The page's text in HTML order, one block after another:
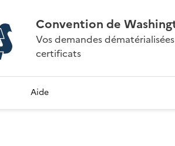
Convention de
Vos demandes
certificats
Aide